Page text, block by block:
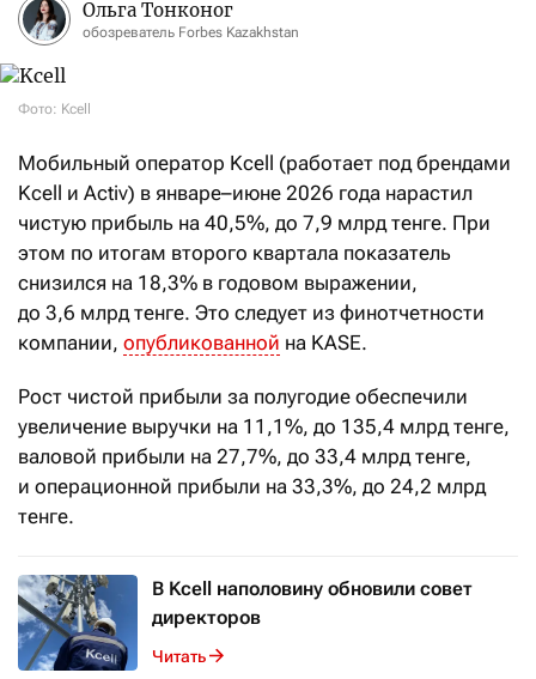
Ольга Тонконог
обозреватель Forbes Kazakhstan
Фото: Kcell
Мобильный оператор Kcell (работает под брендами
Kcell и Activ) в январе–июне 2026 года нарастил
чистую прибыль на 40,5%, до 7,9 млрд тенге. При
этом по итогам второго квартала показатель
снизился на 18,3% в годовом выражении,
до 3,6 млрд тенге. Это следует из финотчетности
компании, опубликованной на KASE.
Рост чистой прибыли за полугодие обеспечили
увеличение выручки на 11,1%, до 135,4 млрд тенге,
валовой прибыли на 27,7%, до 33,4 млрд тенге,
и операционной прибыли на 33,3%, до 24,2 млрд
тенге.
В Kcell наполовину обновили совет
директоров
Читать